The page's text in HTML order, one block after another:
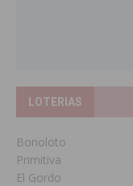
LOTERIAS
Bonoloto
Primitiva
El Gordo